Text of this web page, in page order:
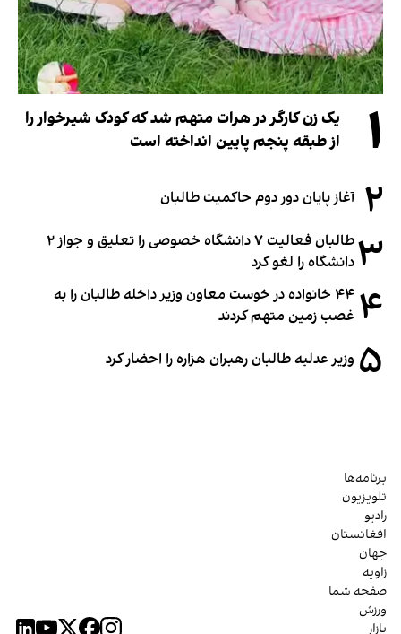
۱
یک زن کارگر در هرات متهم شد که کودک شیرخوار را
از طبقه پنجم پایین انداخته است
۲ آغاز پایان دور دوم حاکمیت طالبان
۳
طالبان فعالیت ۷ دانشگاه خصوصی را تعلیق و جواز ۲
دانشگاه را لغو کرد
۴
۴۴ خانواده در خوست معاون وزیر داخله طالبان را به
غصب زمین متهم کردند
۵ وزیر عدلیه طالبان رهبران هزاره را احضار کرد
برنامه‌ها
تلویزیون
رادیو
افغانستان
جهان
زاویه
صفحه شما
ورزش
بازار